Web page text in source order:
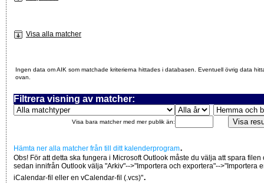
Visa alla matcher
Ingen data om AIK som matchade kriterierna hittades i databasen. Eventuell övrig data
ovan.
Filtrera visning av matcher:
Visa bara matcher med mer publik än:
Hämta ner alla matcher från till ditt kalenderprogram.
Obs! För att detta ska fungera i Microsoft Outlook måste du välja att spara filen
sedan innifrån Outlook välja "Arkiv"-->"Importera och exportera"-->"Importera
iCalendar-fil eller en vCalendar-fil (.vcs)".